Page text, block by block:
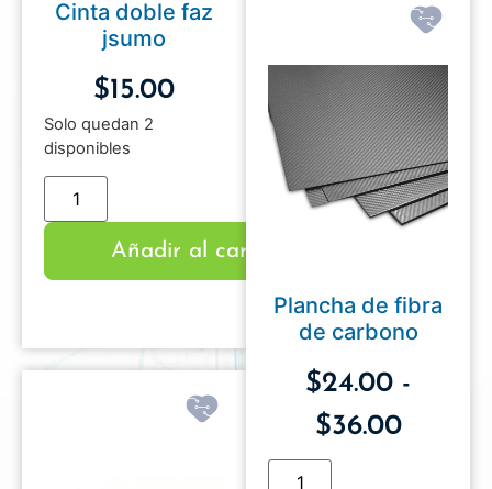
Cinta doble faz
jsumo
$15.00
Solo quedan 2
disponibles
Añadir al carrito
Plancha de fibra
de carbono
$24.00 -
$36.00